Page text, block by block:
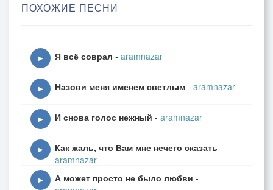
Этой ночью у костра.
Для тебя, мечта моя.
Буду петь я как всегда.
Для тебя, моя родная,
Для тебя, моя святая
Для тебя, тебя, тебя.
ПОХОЖИЕ ПЕСНИ
▶ Я всё соврал - aramnazar
▶ Назови меня именем светлым - aramnazar
▶ И снова голос нежный - aramnazar
▶ Как жаль, что Вам мне нечего сказать -
aramnazar
▶ А может просто не было любви -